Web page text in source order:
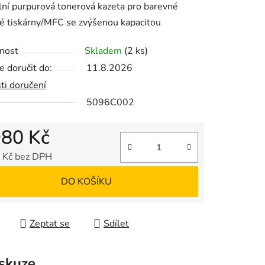
purpurová tonerová kazeta pro barevné
tiskárny/MFC se zvýšenou kapacitou
Skladem (2 ks)
doručit do:
11.8.2026
doručení
5096C002
Kč
bez DPH
DO KOŠÍKU
Zeptat se Sdílet